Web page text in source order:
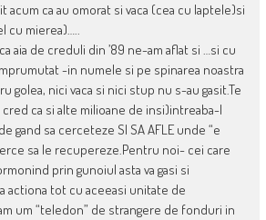
acum ca au omorat si vaca (cea cu laptele)si
cu mierea)…..
aia de creduli din ’89 ne-am aflat si …si cu
-in numele si pe spinarea noastra
golea, nici vaca si nici stup nu s-au gasit.Te
ca si alte milioane de insi)intreaba-l
gand sa cerceteze SI SA AFLE unde “e
sa le recupereze.Pentru noi- cei care
prin gunoiul asta va gasi si
actiona tot cu aceeasi unitate de
um “teledon” de strangere de fonduri in